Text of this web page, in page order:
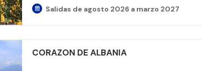
Salidas de agosto 2026 a marzo 2027
CORAZON DE ALBANIA